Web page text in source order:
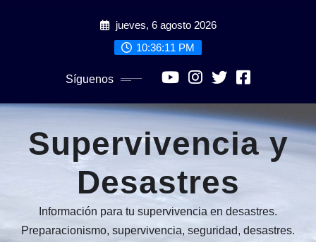
jueves, 6 agosto 2026
10:36:12 PM
Síguenos
Supervivencia y
Desastres
Información para tu supervivencia en desastres.
Preparacionismo, supervivencia, seguridad, desastres.